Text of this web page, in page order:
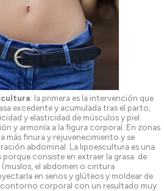
: la primera es la intervención que
excedente y acumulada tras el parto,
y elasticidad de músculos y piel.
y armonía a la figura corporal. En zonas
más finura y rejuvenecimiento y se
abdominal. La lipoescultura es una
consiste en extraer la grasa de
el abdomen o cintura
en senos y glúteos y moldear de
corporal con un resultado muy